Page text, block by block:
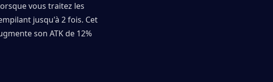
vous traitez les
jusqu'à 2 fois. Cet
son ATK de 12%